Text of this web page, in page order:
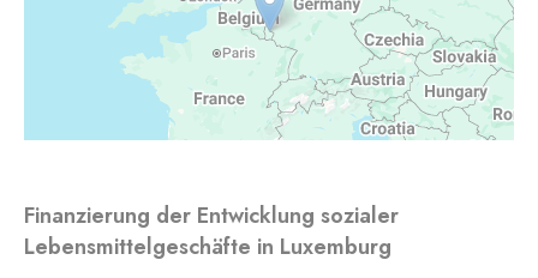
Finanzierung der Entwicklung sozialer
Lebensmittelgeschäfte in Luxemburg